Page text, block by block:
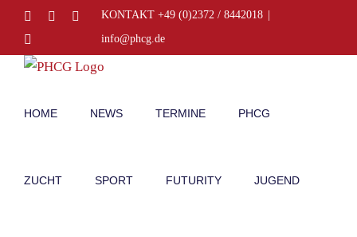
Inhalt
springen
FacebookInstagramKONTAKT +49 (0)2372 / 8442018
info@phcg.de
HOME NEWS TERMINE PHCG
ZUCHT SPORT FUTURITY JUGEND